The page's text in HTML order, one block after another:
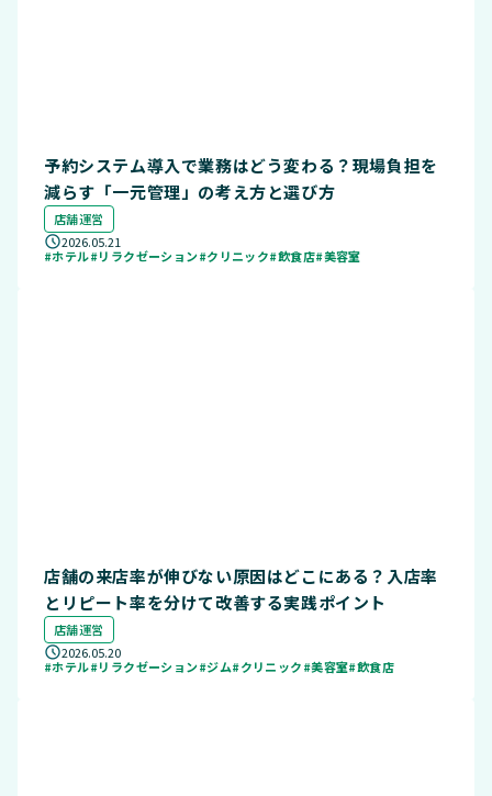
予約システム導入で業務はどう変わる？現場負担を
減らす「一元管理」の考え方と選び方
店舗運営
2026.05.21
#ホテル#リラクゼーション#クリニック#飲食店#美容室
店舗の来店率が伸びない原因はどこにある？入店率
とリピート率を分けて改善する実践ポイント
店舗運営
2026.05.20
#ホテル#リラクゼーション#ジム#クリニック#美容室#飲食店